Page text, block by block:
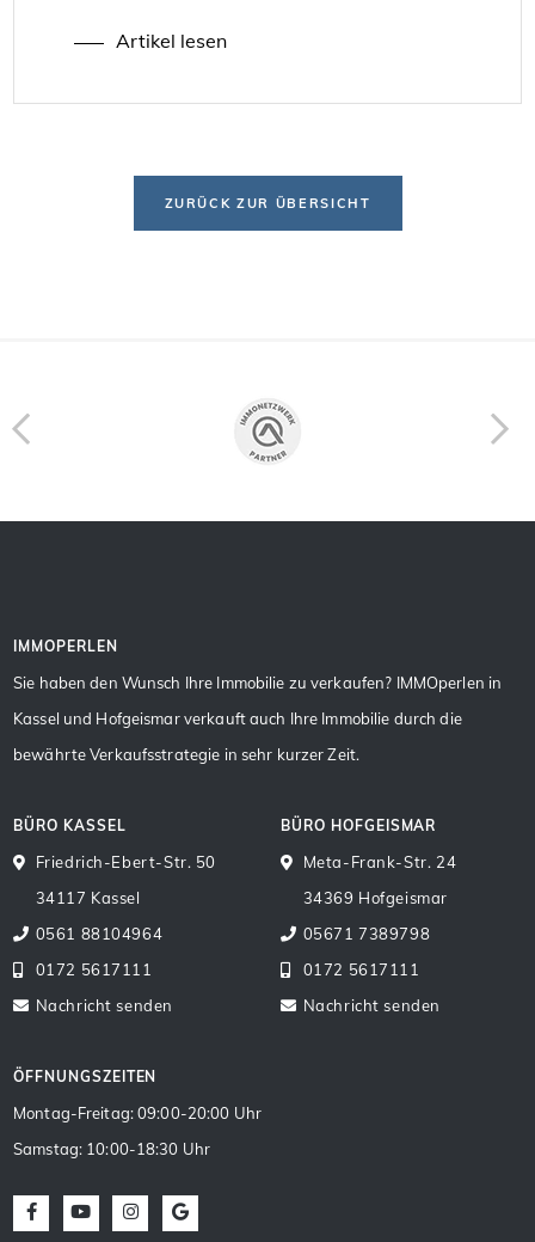
Artikel lesen
ZURÜCK ZUR ÜBERSICHT
IMMOPERLEN
Sie haben den Wunsch Ihre Immobilie zu verkaufen? IMMOperlen in
Kassel und Hofgeismar verkauft auch Ihre Immobilie durch die
bewährte Verkaufsstrategie in sehr kurzer Zeit.
BÜRO KASSEL
Friedrich-Ebert-Str. 50
34117 Kassel
0561 88104964
0172 5617111
Nachricht senden
BÜRO HOFGEISMAR
Meta-Frank-Str. 24
34369 Hofgeismar
05671 7389798
0172 5617111
Nachricht senden
ÖFFNUNGSZEITEN
Montag-Freitag: 09:00-20:00 Uhr
Samstag: 10:00-18:30 Uhr
FacebookYoutubeInstagramGoogle Maps